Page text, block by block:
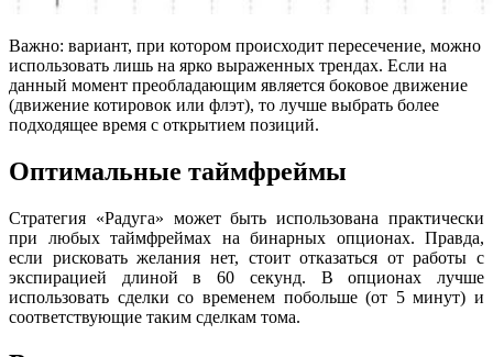
Важно: вариант, при котором происходит пересечение, можно
использовать лишь на ярко выраженных трендах. Если на
данный момент преобладающим является боковое движение
(движение котировок или флэт), то лучше выбрать более
подходящее время с открытием позиций.
Оптимальные таймфреймы
Стратегия «Радуга» может быть использована практически
при любых таймфреймах на бинарных опционах. Правда,
если рисковать желания нет, стоит отказаться от работы с
экспирацией длиной в 60 секунд. В опционах лучше
использовать сделки со временем побольше (от 5 минут) и
соответствующие таким сделкам тома.